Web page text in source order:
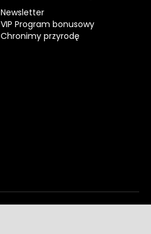
Newsletter
VIP Program bonusowy
Chronimy przyrodę